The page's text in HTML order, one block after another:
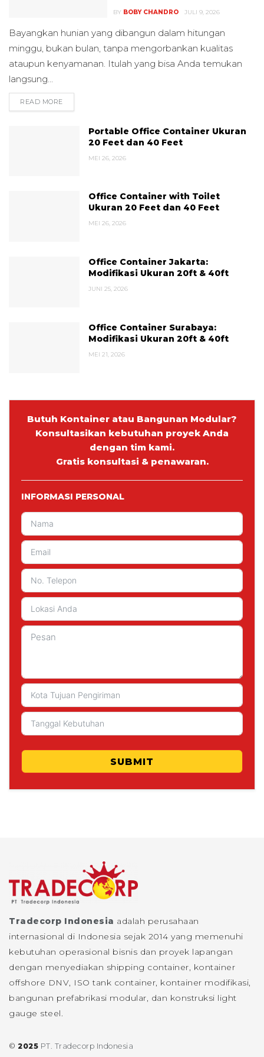
BY BOBY CHANDRO JULI 9, 2026
Bayangkan hunian yang dibangun dalam hitungan
minggu, bukan bulan, tanpa mengorbankan kualitas
ataupun kenyamanan. Itulah yang bisa Anda temukan
langsung...
READ MORE
Portable Office Container Ukuran
20 Feet dan 40 Feet
MEI 26, 2026
Office Container with Toilet
Ukuran 20 Feet dan 40 Feet
MEI 26, 2026
Office Container Jakarta:
Modifikasi Ukuran 20ft & 40ft
JUNI 25, 2026
Office Container Surabaya:
Modifikasi Ukuran 20ft & 40ft
MEI 21, 2026
Butuh Kontainer atau Bangunan Modular?
Konsultasikan kebutuhan proyek Anda
dengan tim kami.
Gratis konsultasi & penawaran.
INFORMASI PERSONAL
SUBMIT
Tradecorp Indonesia adalah perusahaan
internasional di Indonesia sejak 2014 yang memenuhi
kebutuhan operasional bisnis dan proyek lapangan
dengan menyediakan shipping container, kontainer
offshore DNV, ISO tank container, kontainer modifikasi,
bangunan prefabrikasi modular, dan konstruksi light
gauge steel.
© 2025 PT. Tradecorp Indonesia